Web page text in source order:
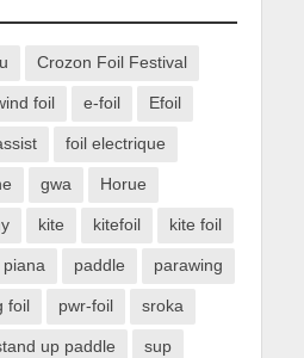
Crozon Foil Festival
foil e-foil Efoil
foil electrique
gwa Horue
kite kitefoil kite foil
paddle parawing
foil pwr-foil sroka
up paddle sup